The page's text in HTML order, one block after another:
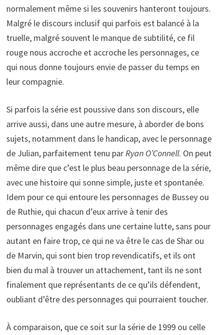
normalement même si les souvenirs hanteront toujours.
Malgré le discours inclusif qui parfois est balancé à la
truelle, malgré souvent le manque de subtilité, ce fil
rouge nous accroche et accroche les personnages, ce
qui nous donne toujours envie de passer du temps en
leur compagnie.
Si parfois la série est poussive dans son discours, elle
arrive aussi, dans une autre mesure, à aborder de bons
sujets, notamment dans le handicap, avec le personnage
de Julian, parfaitement tenu par Ryan O’Connell. On peut
même dire que c’est le plus beau personnage de la série,
avec une histoire qui sonne simple, juste et spontanée.
Idem pour ce qui entoure les personnages de Bussey ou
de Ruthie, qui chacun d’eux arrive à tenir des
personnages engagés dans une certaine lutte, sans pour
autant en faire trop, ce qui ne va être le cas de Shar ou
de Marvin, qui sont bien trop revendicatifs, et ils ont
bien du mal à trouver un attachement, tant ils ne sont
finalement que représentants de ce qu’ils défendent,
oubliant d’être des personnages qui pourraient toucher.
À comparaison, que ce soit sur la série de 1999 ou celle